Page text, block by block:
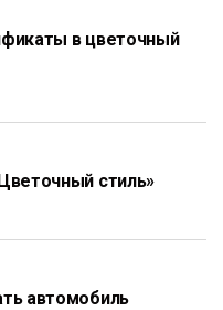
в цветочный
стиль»
автомобиль